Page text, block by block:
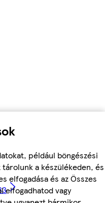
például böngészési
a készülékeden, és
elfogadása és az Összes
elfogadhatod vagy